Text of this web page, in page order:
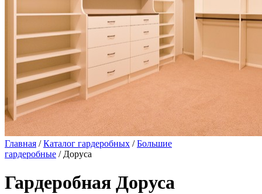
Главная /Каталог гардеробных /Большие
гардеробные / Доруса
Гардеробная Доруса